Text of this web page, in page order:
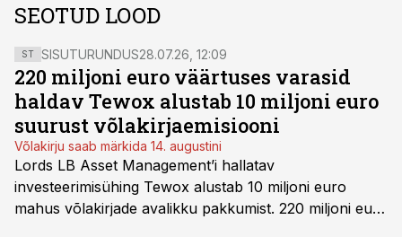
SEOTUD LOOD
ST SISUTURUNDUS28.07.26, 12:09
220 miljoni euro väärtuses varasid
haldav Tewox alustab 10 miljoni euro
suurust võlakirjaemisiooni
Võlakirju saab märkida 14. augustini
Lords LB Asset Management’i hallatav
investeerimisühing Tewox alustab 10 miljoni euro
mahus võlakirjade avalikku pakkumist. 220 miljoni euro